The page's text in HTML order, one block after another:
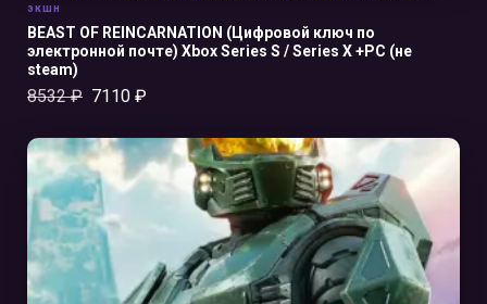
BEAST OF REINCARNATION (Цифровой ключ по
электронной почте) Xbox Series S / Series X +PC (не
steam)
8532₽ 7110 ₽
экшн